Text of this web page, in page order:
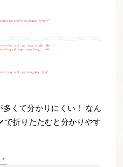
くて分かりにくい！ なん
で折りたたむと分かりやす